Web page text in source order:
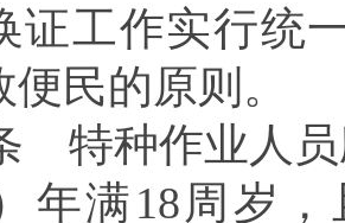
证工作实行统
民的原则。
特种作业人员
年满18周岁